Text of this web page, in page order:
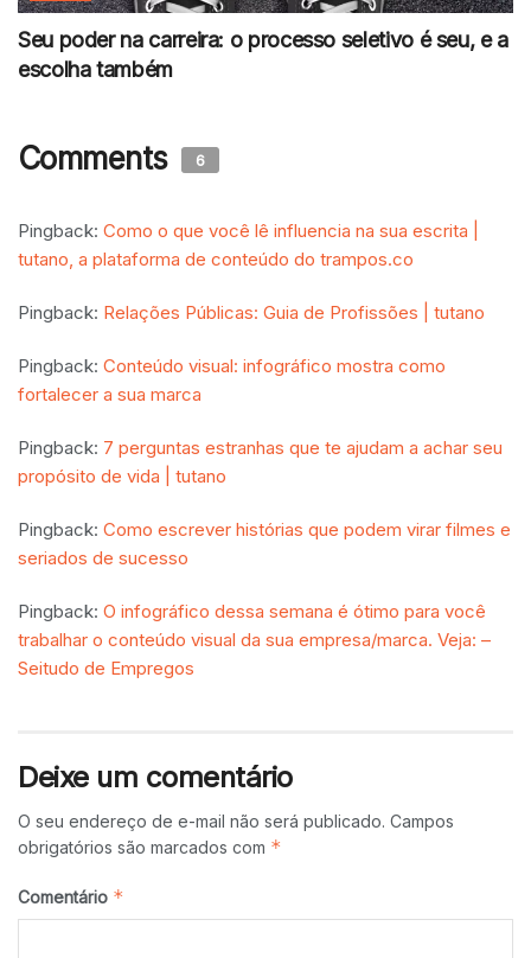
Seu poder na carreira: o processo seletivo é seu, e a
escolha também
Comments 6
Pingback: Como o que você lê influencia na sua escrita |
tutano, a plataforma de conteúdo do trampos.co
Pingback: Relações Públicas: Guia de Profissões | tutano
Pingback: Conteúdo visual: infográfico mostra como
fortalecer a sua marca
Pingback: 7 perguntas estranhas que te ajudam a achar seu
propósito de vida | tutano
Pingback: Como escrever histórias que podem virar filmes e
seriados de sucesso
Pingback: O infográfico dessa semana é ótimo para você
trabalhar o conteúdo visual da sua empresa/marca. Veja: –
Seitudo de Empregos
Deixe um comentário
O seu endereço de e-mail não será publicado. Campos
obrigatórios são marcados com *
Comentário *